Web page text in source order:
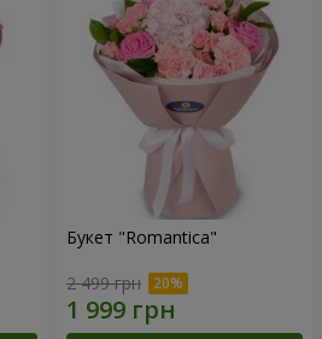
Букет "Romantica"
2 499 грн